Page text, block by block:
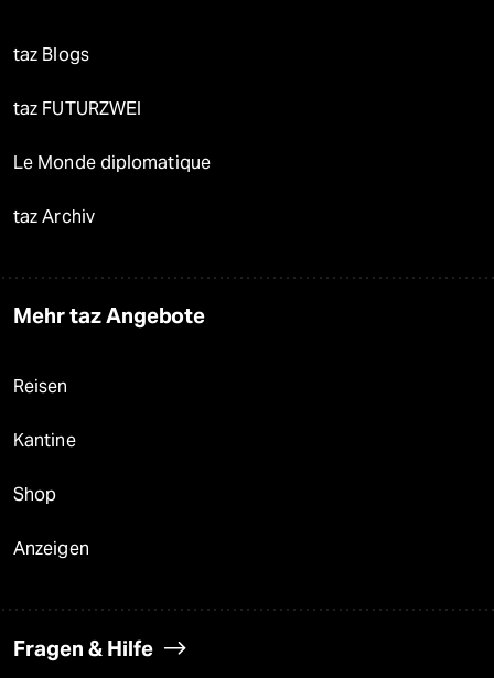
taz Blogs
taz FUTURZWEI
Le Monde diplomatique
taz Archiv
Mehr taz Angebote
Reisen
Kantine
Shop
Anzeigen
Fragen & Hilfe